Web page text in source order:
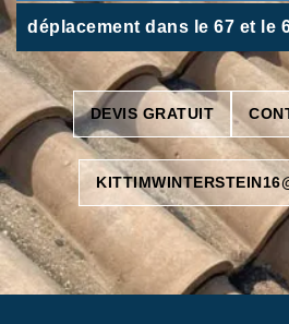
déplacement dans le 67 et le
DEVIS GRATUIT